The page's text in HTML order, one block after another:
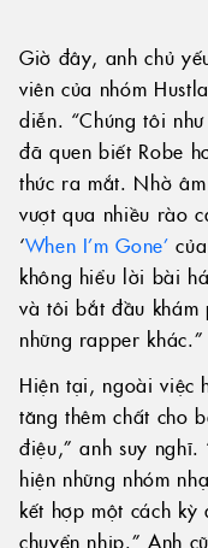
Giờ đây, anh chủ
viên của nhóm
diễn. “Chúng tôi
đã quen biết Robe
thức ra mắt. Nhờ
vượt qua nhiều rào
‘When I’m Gone’
không hiểu lời bài
và tôi bắt đầu khám
những rapper khác.”
Hiện tại, ngoài việc
tăng thêm chất cho
điệu,” anh suy
hiện những nhóm
kết hợp một cách
chuyển nhịp.” Anh